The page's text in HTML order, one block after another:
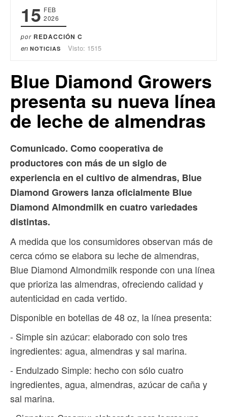
15 FEB
2026
por REDACCIÓN C
en NOTICIAS Visto: 1515
Blue Diamond Growers
presenta su nueva línea
de leche de almendras
Comunicado. Como cooperativa de
productores con más de un siglo de
experiencia en el cultivo de almendras, Blue
Diamond Growers lanza oficialmente Blue
Diamond Almondmilk en cuatro variedades
distintas.
A medida que los consumidores observan más de
cerca cómo se elabora su leche de almendras,
Blue Diamond Almondmilk responde con una línea
que prioriza las almendras, ofreciendo calidad y
autenticidad en cada vertido.
Disponible en botellas de 48 oz, la línea presenta:
- Simple sin azúcar: elaborado con solo tres
ingredientes: agua, almendras y sal marina.
- Endulzado Simple: hecho con sólo cuatro
ingredientes, agua, almendras, azúcar de caña y
sal marina.